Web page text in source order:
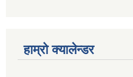
हाम्रो क्यालेन्डर